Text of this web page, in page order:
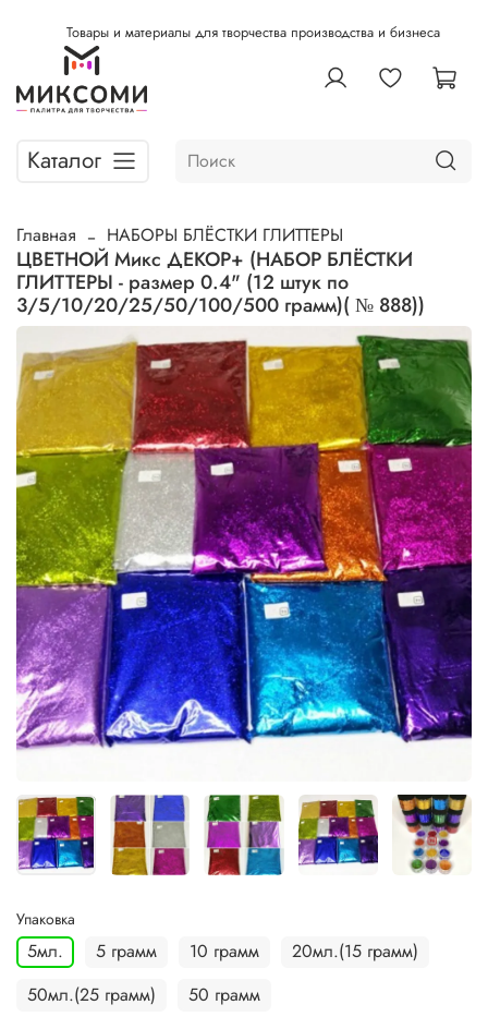
Товары и материалы для творчества производства и бизнеса
Каталог
Главная НАБОРЫ БЛЁСТКИ ГЛИТТЕРЫ
ЦВЕТНОЙ Микс ДЕКОР+ (НАБОР БЛЁСТКИ
ГЛИТТЕРЫ - размер 0.4" (12 штук по
3/5/10/20/25/50/100/500 грамм)( № 888))
Упаковка
5мл. 5 грамм 10 грамм
20мл.(15 грамм)
50мл.(25 грамм)
50 грамм